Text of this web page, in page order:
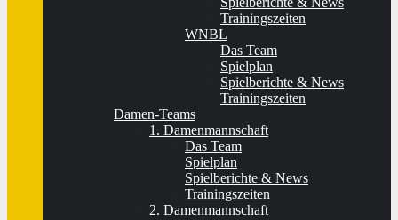
Trainingszeiten
WNBL
Das Team
Spielplan
Spielberichte & News
Trainingszeiten
Damen-Teams
1. Damenmannschaft
Das Team
Spielplan
Spielberichte & News
Trainingszeiten
2. Damenmannschaft